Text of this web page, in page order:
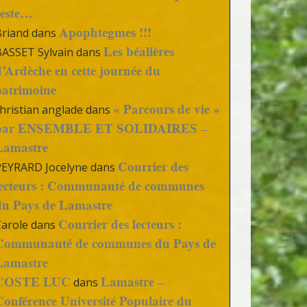
dansApophtegmes !!!
Sylvain dansLes béalières
en cette journée du
anglade dans « Parcours de vie »
ENSEMBLE ET SOLIDAIRES –
Jocelyne dans Courrier des
: Communauté de communes
Pays de Lamastre
dans Courrier des lecteurs :
de communes du Pays de
LUC dansLamastre –
Université Populaire du